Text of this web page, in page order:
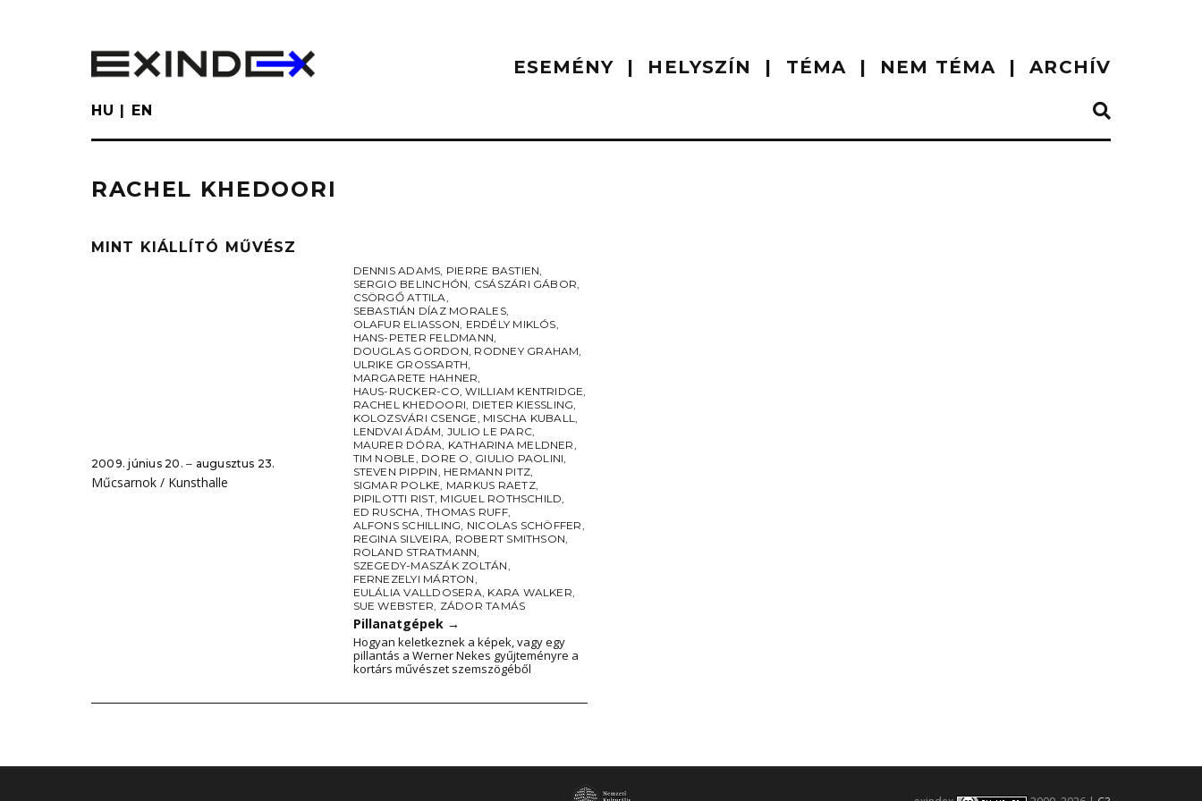
ESEMÉNY HELYSZÍN TÉMA NEM TÉMA ARCHÍV
HU EN
RACHEL KHEDOORI
MINT KIÁLLÍTÓ MŰVÉSZ
2009. június 20. ‒ augusztus 23.
Műcsarnok / Kunsthalle
DENNIS ADAMS, PIERRE BASTIEN,
SERGIO BELINCHÓN, CSÁSZÁRI GÁBOR,
CSÖRGŐ ATTILA,
SEBASTIÁN DÍAZ MORALES,
OLAFUR ELIASSON, ERDÉLY MIKLÓS,
HANS-PETER FELDMANN,
DOUGLAS GORDON, RODNEY GRAHAM,
ULRIKE GROSSARTH,
MARGARETE HAHNER,
HAUS-RUCKER-CO,WILLIAM KENTRIDGE,
RACHEL KHEDOORI, DIETER KIESSLING,
KOLOZSVÁRI CSENGE, MISCHA KUBALL,
LENDVAI ÁDÁM, JULIO LE PARC,
MAURER DÓRA, KATHARINA MELDNER,
TIM NOBLE, DORE O, GIULIO PAOLINI,
STEVEN PIPPIN, HERMANN PITZ,
SIGMAR POLKE, MARKUS RAETZ,
PIPILOTTI RIST, MIGUEL ROTHSCHILD,
ED RUSCHA,THOMAS RUFF,
ALFONS SCHILLING, NICOLAS SCHÖFFER,
REGINA SILVEIRA, ROBERT SMITHSON,
ROLAND STRATMANN,
SZEGEDY-MASZÁK ZOLTÁN,
FERNEZELYI MÁRTON,
EULÁLIA VALLDOSERA, KARA WALKER,
SUE WEBSTER, ZÁDOR TAMÁS
Pillanatgépek →
Hogyan keletkeznek a képek, vagy egy
pillantás a Werner Nekes gyűjteményre a
kortárs művészet szemszögéből